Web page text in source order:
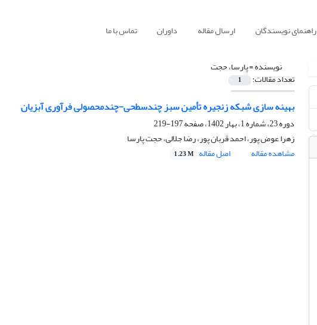
راهنمای نویسندگان ارسال مقاله داوران تماس با ما
نویسنده =پارسا، حجت
تعداد مقالات: 1
بهینه سازی شبکه زنجیره تأمین سبز چندسطحی-چندمحصولی فرآوری آبزیان
دوره 23، شماره 1، بهار 1402، صفحه
197-219
زهرا عوض پور، احمد قربان پور، رضا جلالی، حجت پارسا
مشاهده مقاله
اصل مقاله 1.23 M